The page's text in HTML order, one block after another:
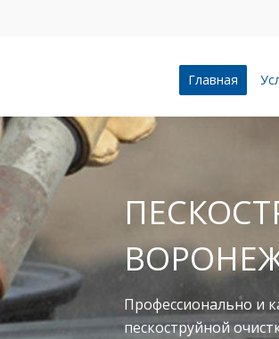
Главная
Профессионально и
пескоструйной